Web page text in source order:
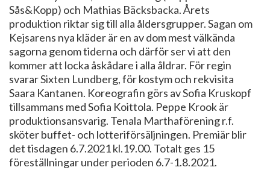
Sås&Kopp) och Mathias Bäcksbacka. Årets
produktion riktar sig till alla åldersgrupper. Sagan om
Kejsarens nya kläder är en av dom mest välkända
sagorna genom tiderna och därför ser vi att den
kommer att locka åskådare i alla åldrar. För regin
svarar Sixten Lundberg, för kostym och rekvisita
Saara Kantanen. Koreografin görs av Sofia Kruskopf
tillsammans med Sofia Koittola. Peppe Krook är
produktionsansvarig. Tenala Marthaförening r.f.
sköter buffet- och lotteriförsäljningen. Premiär blir
det tisdagen 6.7.2021 kl.19.00. Totalt ges 15
föreställningar under perioden 6.7-1.8.2021.